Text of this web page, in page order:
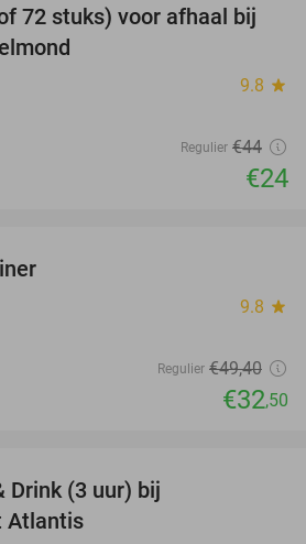
45%
72 stuks) voor afhaal bij
9.8 star
Regulier €44
€24
9.8 star
Regulier €49,40
€32,50
Drink (3 uur) bij
Atlantis